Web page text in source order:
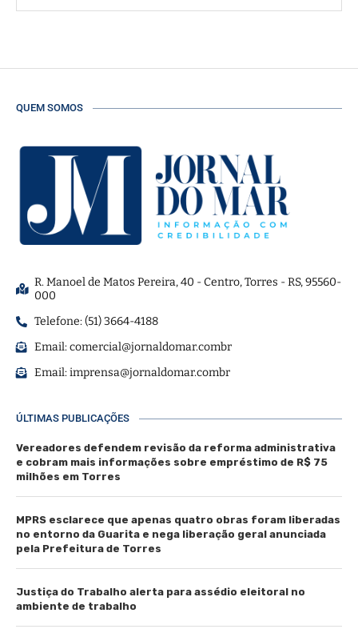
QUEM SOMOS
R. Manoel de Matos Pereira, 40 - Centro, Torres - RS, 95560-
000
Telefone: (51) 3664-4188
Email:comercial@jornaldomar.combr
Email:imprensa@jornaldomar.combr
ÚLTIMAS PUBLICAÇÕES
Vereadores defendem revisão da reforma administrativa
e cobram mais informações sobre empréstimo de R$ 75
milhões em Torres
MPRS esclarece que apenas quatro obras foram liberadas
no entorno da Guarita e nega liberação geral anunciada
pela Prefeitura de Torres
Justiça do Trabalho alerta para assédio eleitoral no
ambiente de trabalho